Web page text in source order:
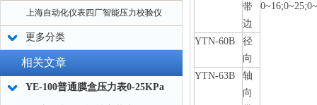
上海自动化仪表四厂智能压力校验仪
更多分类
相关文章
YE-100普通膜盒压力表0-25KPa
带
边
YTN-60B
径
向
YTN-63B
轴
向